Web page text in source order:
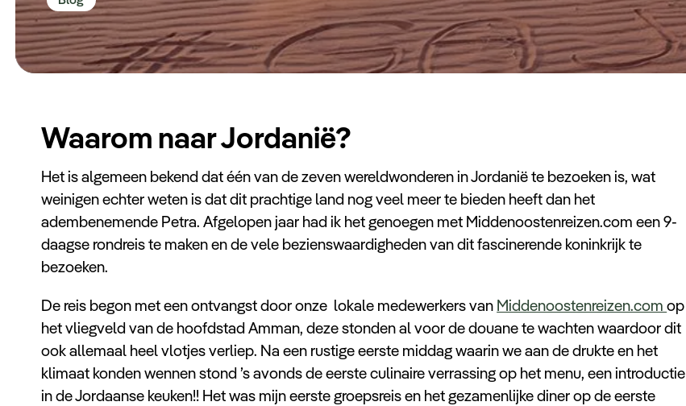
Waarom naar Jordanië?
Het is algemeen bekend dat één van de zeven wereldwonderen in Jordanië te bezoeken is, wat
weinigen echter weten is dat dit prachtige land nog veel meer te bieden heeft dan het
adembenemende Petra. Afgelopen jaar had ik het genoegen met Middenoostenreizen.com een 9-
daagse rondreis te maken en de vele bezienswaardigheden van dit fascinerende koninkrijk te
bezoeken.
De reis begon met een ontvangst door onze lokale medewerkers van Middenoostenreizen.comop
het vliegveld van de hoofdstad Amman, deze stonden al voor de douane te wachten waardoor dit
ook allemaal heel vlotjes verliep. Na een rustige eerste middag waarin we aan de drukte en het
klimaat konden wennen stond ’s avonds de eerste culinaire verrassing op het menu, een introductie
in de Jordaanse keuken!! Het was mijn eerste groepsreis en het gezamenlijke diner op de eerste